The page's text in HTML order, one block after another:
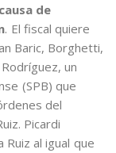
de
. El fiscal quiere
Baric, Borghetti,
un
(SPB) que
del
Picardi
al igual que